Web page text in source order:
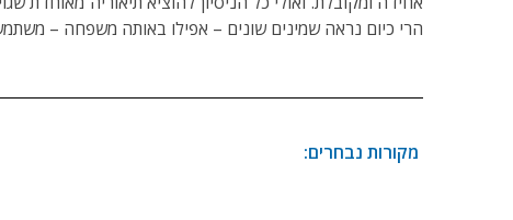
הרי כיום נראה שמינים שונים – אפילו באותה משפחה –
מקורות נבחרים: